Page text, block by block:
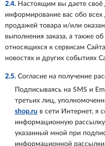
2.4. Настоящим вы даете своё
информирование вас обо всех
продажей товара и/или
выполнения заказа, а также
относящихся к сервисам
новостях и других событиях
2.5. Согласие на получение
Подписываясь на SMS и
третьих лиц,
shop.ru в сети Интернет, я
информационную
указанный мной при
информационной